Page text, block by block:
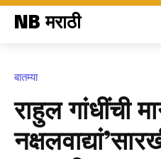
NB मराठी
बातम्या
राहुल गांधींची